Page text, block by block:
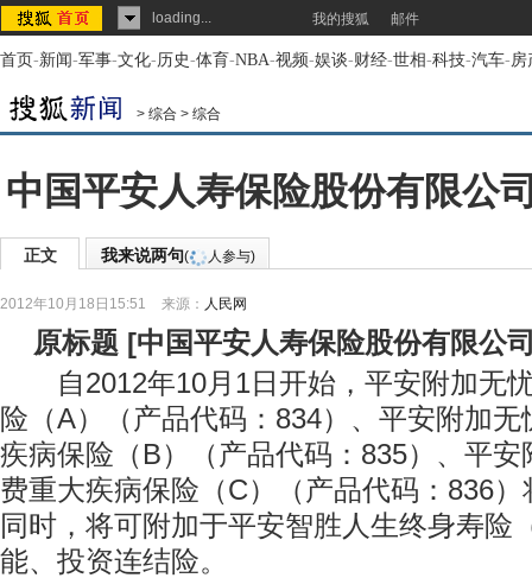
loading... 我的搜狐 邮件
首页-新闻-军事-文化-历史-体育-NBA-视频-娱谈-财经-世相-科技-汽车-房
> 综合 > 综合
中国平安人寿保险股份有限公
正文 我来说两句( 人参与)
2012年10月18日15:51 来源： 人民网
原标题 [中国平安人寿保险股份有限公
自2012年10月1日开始，平安附加无
险（A）（产品代码：834）、平安附加
疾病保险（B）（产品代码：835）、平
费重大疾病保险（C）（产品代码：836
同时，将可附加于平安智胜人生终身寿险
能、投资连结险。